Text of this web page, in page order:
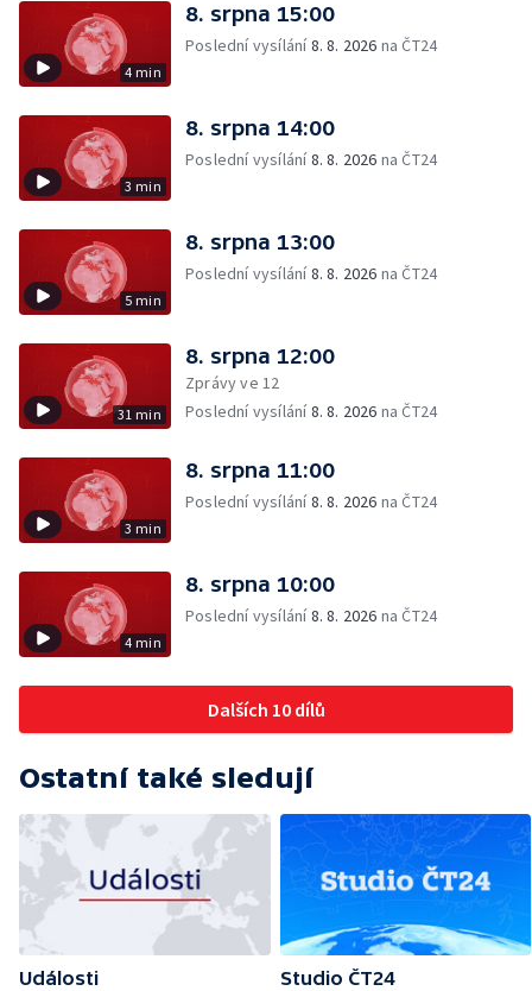
4 min
8. srpna 15:00
Poslední vysílání8. 8. 2026 na ČT24
3 min
8. srpna 14:00
Poslední vysílání8. 8. 2026 na ČT24
5 min
8. srpna 13:00
Poslední vysílání8. 8. 2026 na ČT24
31 min
8. srpna 12:00
Zprávy ve 12
Poslední vysílání8. 8. 2026 na ČT24
3 min
8. srpna 11:00
Poslední vysílání8. 8. 2026 na ČT24
4 min
8. srpna 10:00
Poslední vysílání8. 8. 2026 na ČT24
Dalších 10 dílů
Ostatní také sledují
Události
Studio ČT24